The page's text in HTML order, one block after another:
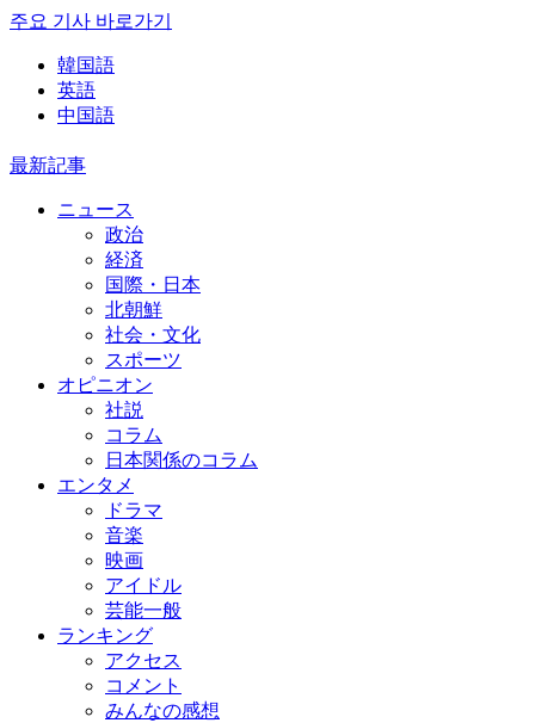
주요 기사 바로가기
韓国語
英語
中国語
最新記事
ニュース
政治
経済
国際・日本
北朝鮮
社会・文化
スポーツ
オピニオン
社説
コラム
日本関係のコラム
エンタメ
ドラマ
音楽
映画
アイドル
芸能一般
ランキング
アクセス
コメント
みんなの感想